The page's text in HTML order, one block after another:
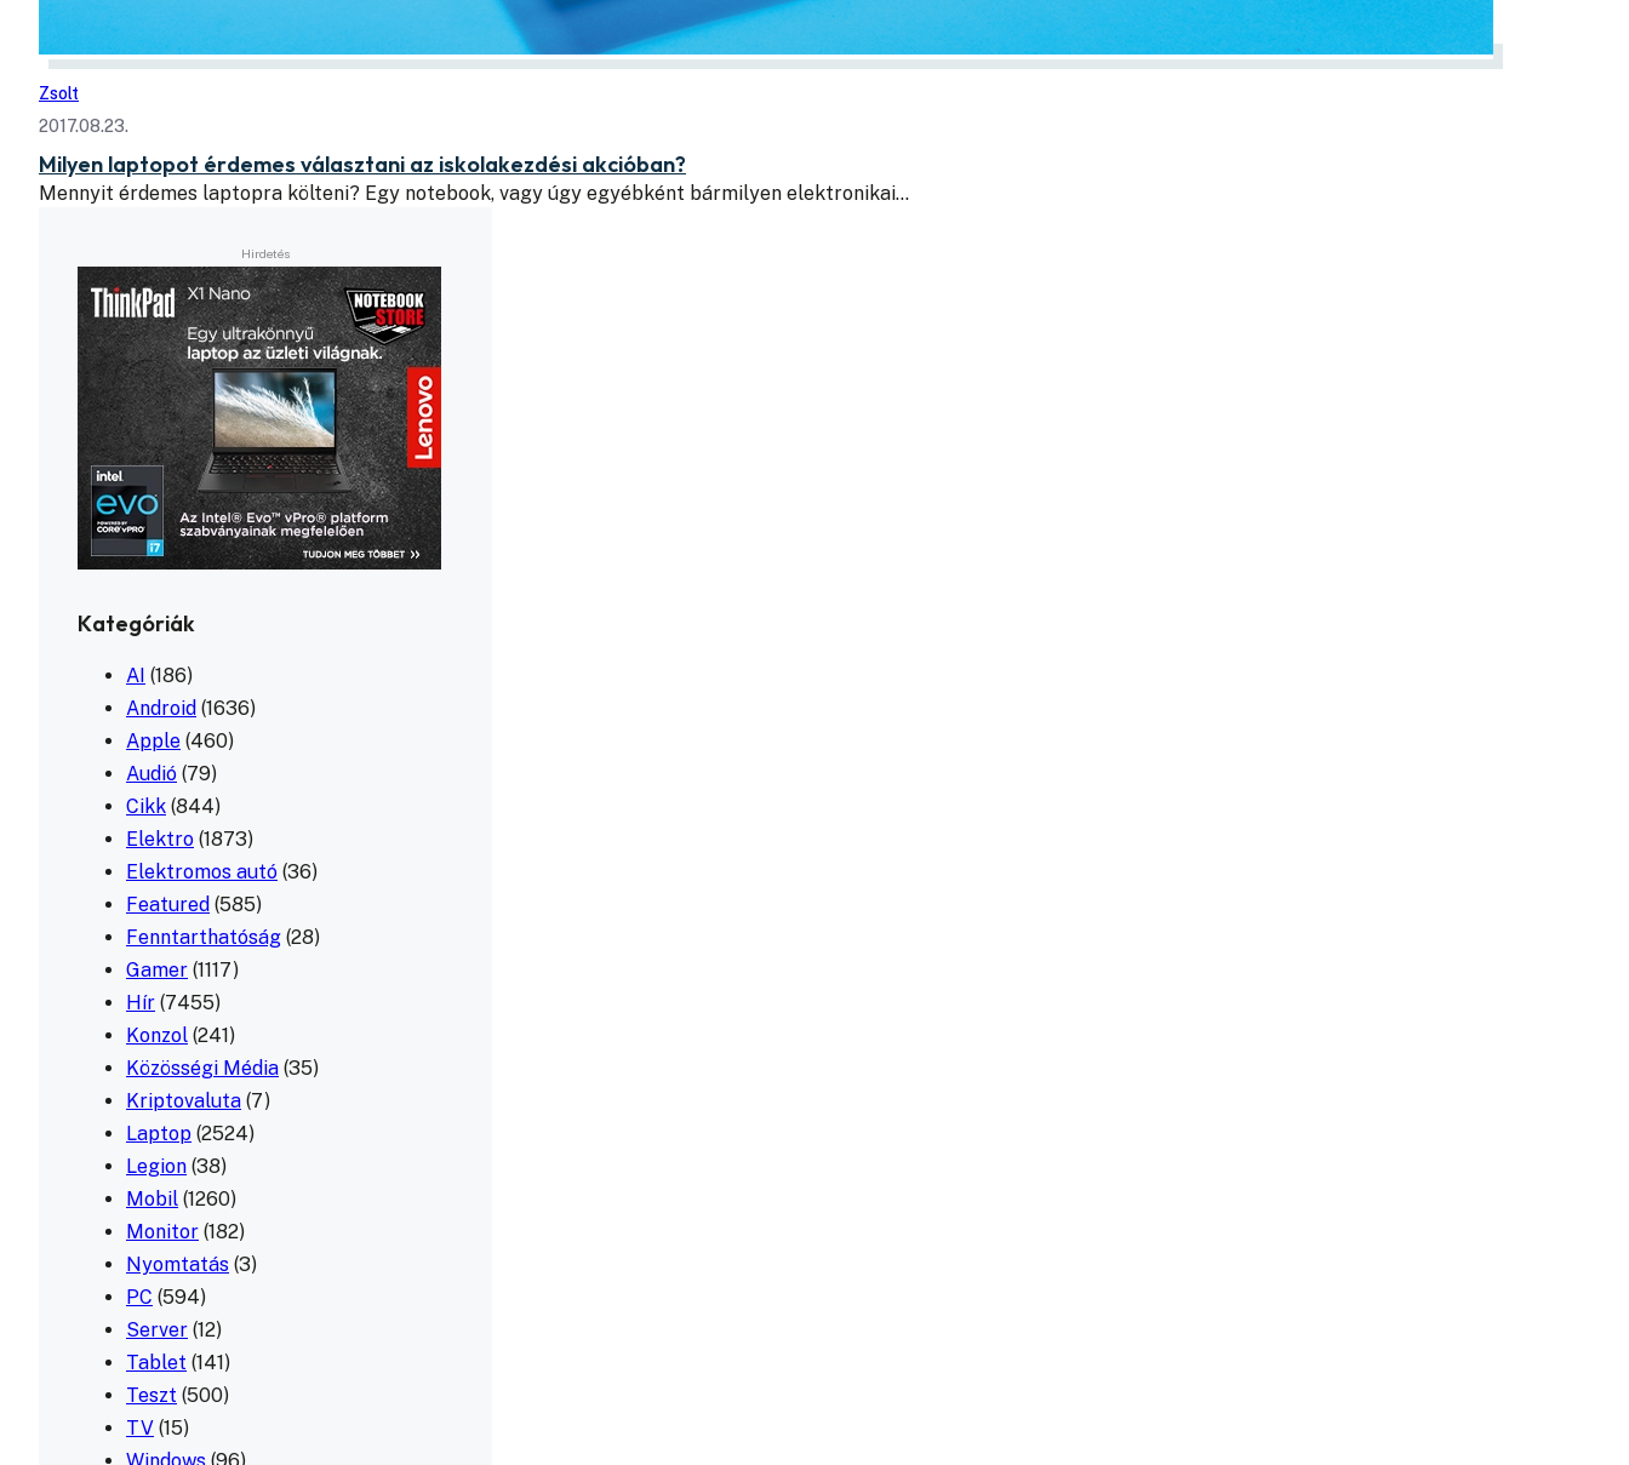
Zsolt
2017.08.23.
Milyen laptopot érdemes választani az iskolakezdési akcióban?
Mennyit érdemes laptopra költeni? Egy notebook, vagy úgy egyébként bármilyen elektronikai…
Kategóriák
AI (186)
Android (1636)
Apple (460)
Audió (79)
Cikk (844)
Elektro (1873)
Elektromos autó (36)
Featured (585)
Fenntarthatóság (28)
Gamer (1117)
Hír (7455)
Konzol (241)
Közösségi Média (35)
Kriptovaluta (7)
Laptop (2524)
Legion (38)
Mobil (1260)
Monitor (182)
Nyomtatás (3)
PC (594)
Server (12)
Tablet (141)
Teszt (500)
TV (15)